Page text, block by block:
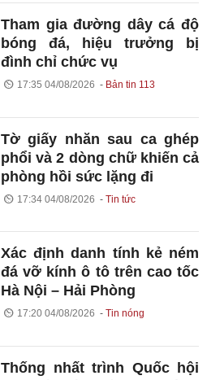
Tham gia đường dây cá độ
bóng đá, hiệu trưởng bị
đình chỉ chức vụ
17:35 04/08/2026 Bản tin 113
Tờ giấy nhăn sau ca ghép
phổi và 2 dòng chữ khiến cả
phòng hồi sức lặng đi
17:34 04/08/2026 Tin tức
Xác định danh tính kẻ ném
đá vỡ kính ô tô trên cao tốc
Hà Nội – Hải Phòng
17:20 04/08/2026 Tin nóng
Thống nhất trình Quốc hội